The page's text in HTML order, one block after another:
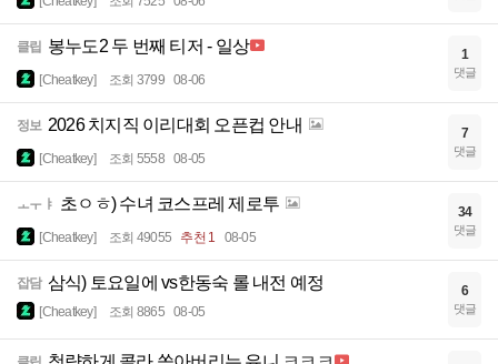
클립 봉누도2 두 번째 티저 - 일상
[Cheatkey] 조회 3799 08-06
1
댓글
정보 2026 치지직 이리대회 오픈컵 안내
[Cheatkey] 조회 5558 08-05
7
댓글
ㅗㅜㅑ 초ㅇㅎ) 수녀 코스프레 제로투
[Cheatkey] 조회 49055 추천 1 08-05
34
댓글
잡담 삼식) 토요일에 vs한동숙 롤 내전 예정
[Cheatkey] 조회 8865 08-05
6
댓글